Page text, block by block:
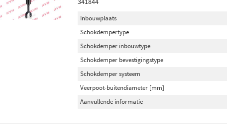
Inbouwplaats
Schokdempertype
Schokdemper inbouwtype
Schokdemper bevestigingstype
Schokdemper systeem
Veerpoot-buitendiameter [mm]
Aanvullende informatie